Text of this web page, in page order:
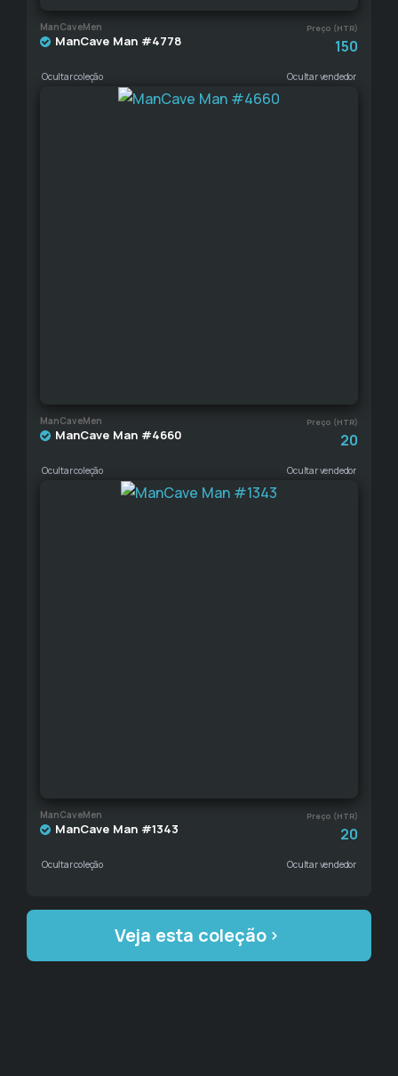
ManCaveMen Preço (HTR)
ManCave Man #4778 150
Ocultar coleção Ocultar vendedor
ManCaveMen Preço (HTR)
ManCave Man #4660 20
Ocultar coleção Ocultar vendedor
ManCaveMen Preço (HTR)
ManCave Man #1343 20
Ocultar coleção Ocultar vendedor
Veja esta coleção